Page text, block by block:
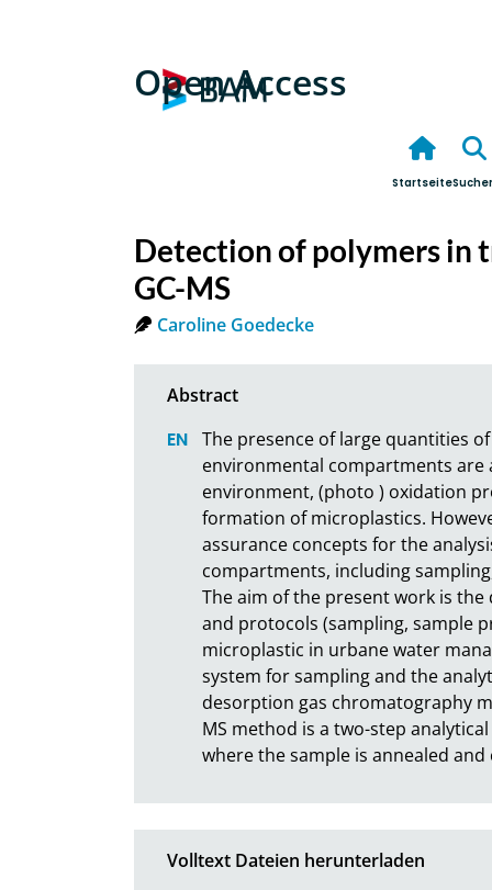
Open Access
Startseite
Detection of polymers in
GC-MS
Caroline Goedecke
The presence of large quantities
environmental compartments
environment, (photo ) oxidation
formation of microplastics.
assurance concepts for the
compartments, including
The aim of the present work is
and protocols (sampling, sample
microplastic in urbane water
system for sampling and the
desorption gas chromatography
MS method is a two-step
where the sample is annealed
Volltext Dateien herunterladen